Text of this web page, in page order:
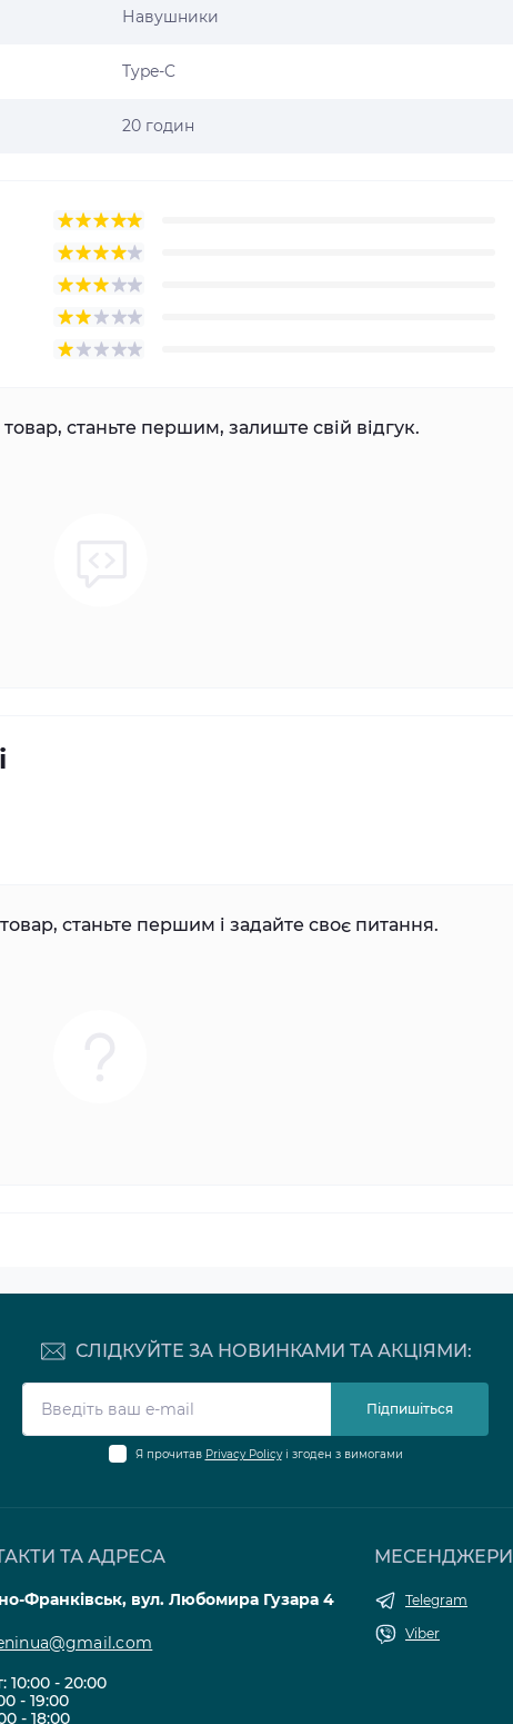
Навушники
Type-C
20 годин
станьте першим, залиште свій відгук.
станьте першим і задайте своє питання.
СЛІДКУЙТЕ ЗА НОВИНКАМИ ТА АКЦІЯМИ:
Підпишіться
Я прочитав Privacy Policyі згоден з вимогами
ТА АДРЕСА
Франківськ, вул. Любомира Гузара 4
10:00 - 20:00
- 19:00
- 18:00
МЕСЕНДЖЕРИ
Telegram
Viber